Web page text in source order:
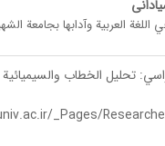
العربیة وآدابها بجامعة
تحلیل الخطاب والسیمیائیة
_Pages/